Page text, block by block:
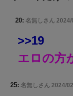
20: 名無しさん 2024/
>>19
エロの方
25: 名無しさん 2024/